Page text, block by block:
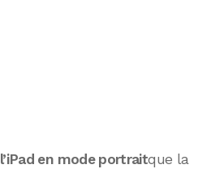
l’iPad en mode portraitque la